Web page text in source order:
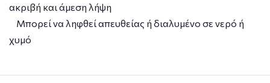
ακριβή και άμεση λήψη
Μπορεί να ληφθεί απευθείας ή διαλυμένο σε νερό ή
χυμό